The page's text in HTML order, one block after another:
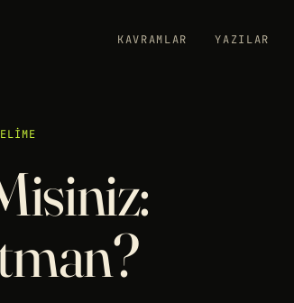
KAVRAMLAR YAZILAR